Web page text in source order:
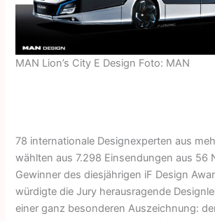
MAN Lion’s City E Design Foto: MAN
78 internationale Designexperten aus
wählten aus 7.298 Einsendungen aus 56
Gewinner des diesjährigen iF Design
würdigte die Jury herausragende
einer ganz besonderen Auszeichnung: